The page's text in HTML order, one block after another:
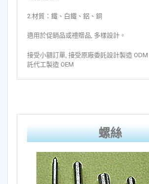
2.材質：鐵、白鐵、鋁、銅
適用於促銷品或禮贈品, 多樣設計。
接受小額訂單, 接受原廠委託設計製造
託代工製造 OEM
螺絲